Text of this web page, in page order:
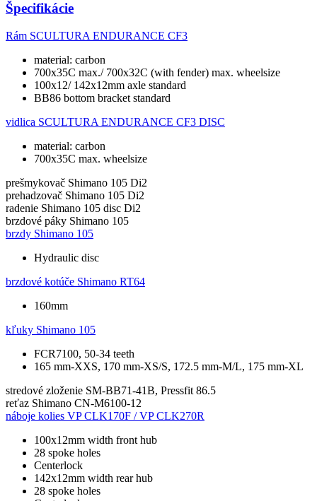
Špecifikácie
Rám SCULTURA ENDURANCE CF3
material: carbon
700x35C max./ 700x32C (with fender) max. wheelsize
100x12/ 142x12mm axle standard
BB86 bottom bracket standard
vidlica SCULTURA ENDURANCE CF3 DISC
material: carbon
700x35C max. wheelsize
prešmykovač Shimano 105 Di2
prehadzovač Shimano 105 Di2
radenie Shimano 105 disc Di2
brzdové páky Shimano 105
brzdy Shimano 105
Hydraulic disc
brzdové kotúče Shimano RT64
160mm
kľuky Shimano 105
FCR7100, 50-34 teeth
165 mm-XXS, 170 mm-XS/S, 172.5 mm-M/L, 175 mm-XL
stredové zloženie SM-BB71-41B, Pressfit 86.5
reťaz Shimano CN-M6100-12
náboje kolies VP CLK170F / VP CLK270R
100x12mm width front hub
28 spoke holes
Centerlock
142x12mm width rear hub
28 spoke holes